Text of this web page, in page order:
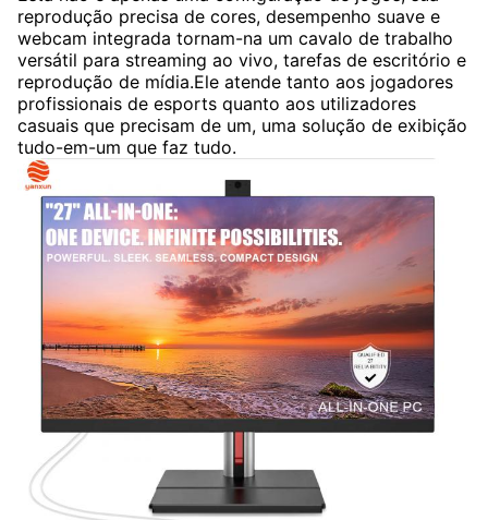
reprodução precisa de cores, desempenho suave e
webcam integrada tornam-na um cavalo de trabalho
versátil para streaming ao vivo, tarefas de escritório e
reprodução de mídia.Ele atende tanto aos jogadores
profissionais de esports quanto aos utilizadores
casuais que precisam de um, uma solução de exibição
tudo-em-um que faz tudo.